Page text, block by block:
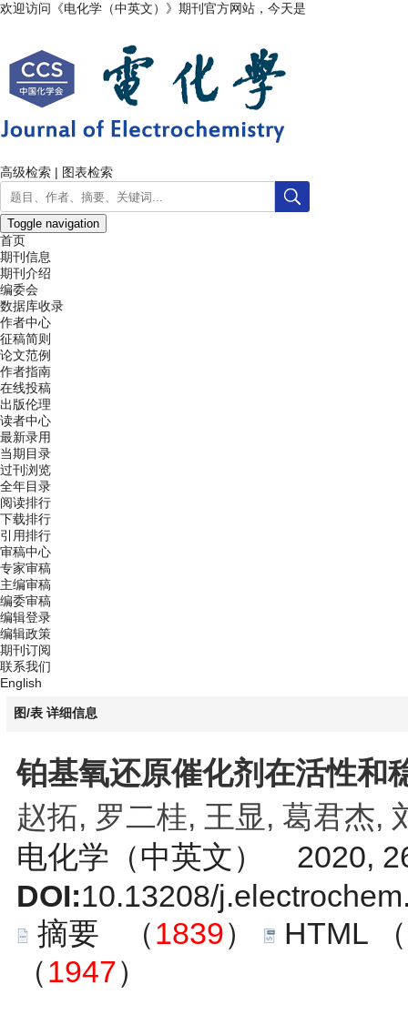
欢迎访问《电化学（中英文）》期刊官方网站，今天是
高级检索 | 图表检索
Toggle navigation
首页
期刊信息
期刊介绍
编委会
数据库收录
作者中心
征稿简则
论文范例
作者指南
在线投稿
出版伦理
读者中心
最新录用
当期目录
过刊浏览
全年目录
阅读排行
下载排行
引用排行
审稿中心
专家审稿
主编审稿
编委审稿
编辑登录
编辑政策
期刊订阅
联系我们
English
图/表 详细信息
铂基氧还原催化剂在活性和
赵拓, 罗二桂, 王显, 葛君杰,
电化学（中英文） 2020,
DOI:10.13208/
摘要 （1839） HTML （
（1947）